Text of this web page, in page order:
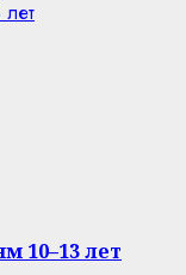
лет
10–13 лет